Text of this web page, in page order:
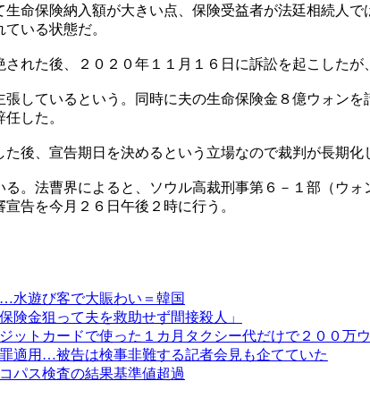
命保険納入額が大きい点、保険受益者が法廷相続人
いる状態だ。
れた後、２０２０年１１月１６日に訴訟を起こしたが
しているという。同時に夫の生命保険金８億ウォン
した。
後、宣告期日を決めるという立場なので裁判が長期化
。法曹界によると、ソウル高裁刑事第６－１部（ウ
告を今月２６日午後２時に行う。
水遊び客で大賑わい＝韓国
金狙って夫を救助せず間接殺人」
ットカードで使った１カ月タクシー代だけで２００万
適用…被告は検事非難する記者会見も企てていた
パス検査の結果基準値超過